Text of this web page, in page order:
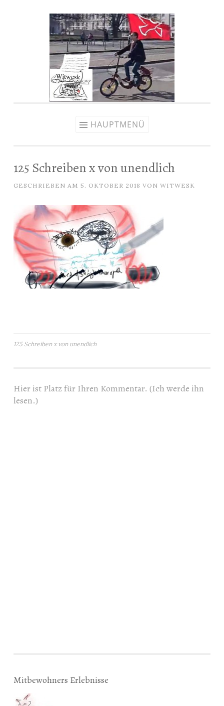
HAUPTMENÜ
125 Schreiben x von unendlich
GESCHRIEBEN AM 5. OKTOBER 2018 VON WITWESK
Beitragsnavigation
125 Schreiben x von unendlich
Hier ist Platz für Ihren Kommentar. (Ich werde ihn
lesen.)
Mitbewohners Erlebnisse